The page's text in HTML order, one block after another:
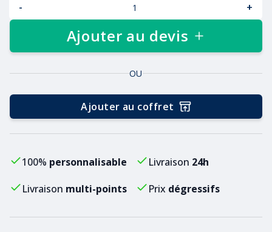
- +
Ajouter au devis
OU
Ajouter au coffret
100% personnalisable Livraison 24h
Livraison multi-points Prix dégressifs